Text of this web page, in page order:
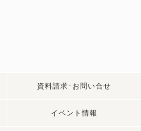
資料請求･お問い合せ
イベント情報